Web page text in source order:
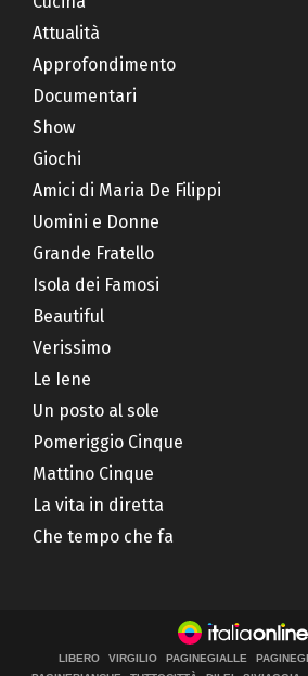
Attualità
Approfondimento
Documentari
Show
Giochi
Amici di Maria De Filippi
Uomini e Donne
Grande Fratello
Isola dei Famosi
Beautiful
Verissimo
Le Iene
Un posto al sole
Pomeriggio Cinque
Mattino Cinque
La vita in diretta
Che tempo che fa
LIBERO VIRGILIO PAGINEGIALLE